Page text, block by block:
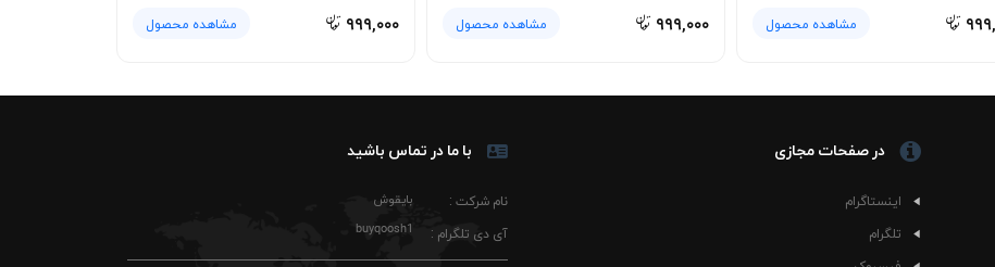
مشاهده محصول ۹۹۹,۰۰۰ مشاهده محصول ۹۹۹,۰۰۰ مشاهده محصول
در صفحات مجازی
اینستاگرام
تلگرام
با ما در تماس باشید
نام شرکت :
آی دی تلگرام :
بایقوش
buyqoosh1